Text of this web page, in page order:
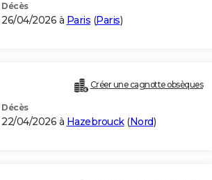
Décès
26/04/2026 à Paris (Paris)
Créer une cagnotte obsèques
Décès
22/04/2026 à Hazebrouck(Nord)